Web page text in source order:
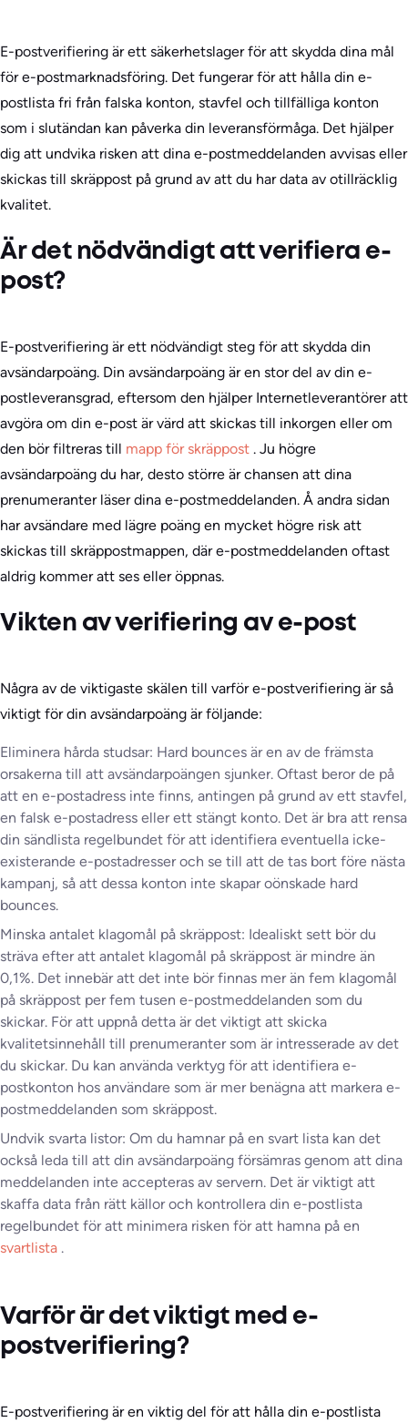
E-postverifiering är ett säkerhetslager för att skydda dina mål
för e-postmarknadsföring. Det fungerar för att hålla din e-
postlista fri från falska konton, stavfel och tillfälliga konton
som i slutändan kan påverka din leveransförmåga. Det hjälper
dig att undvika risken att dina e-postmeddelanden avvisas eller
skickas till skräppost på grund av att du har data av otillräcklig
kvalitet.
Är det nödvändigt att verifiera e-
post?
E-postverifiering är ett nödvändigt steg för att skydda din
avsändarpoäng. Din avsändarpoäng är en stor del av din e-
postleveransgrad, eftersom den hjälper Internetleverantörer att
avgöra om din e-post är värd att skickas till inkorgen eller om
den bör filtreras till mapp för skräppost . Ju högre
avsändarpoäng du har, desto större är chansen att dina
prenumeranter läser dina e-postmeddelanden. Å andra sidan
har avsändare med lägre poäng en mycket högre risk att
skickas till skräppostmappen, där e-postmeddelanden oftast
aldrig kommer att ses eller öppnas.
Vikten av verifiering av e-post
Några av de viktigaste skälen till varför e-postverifiering är så
viktigt för din avsändarpoäng är följande:
Eliminera hårda studsar: Hard bounces är en av de främsta
orsakerna till att avsändarpoängen sjunker. Oftast beror de på
att en e-postadress inte finns, antingen på grund av ett stavfel,
en falsk e-postadress eller ett stängt konto. Det är bra att rensa
din sändlista regelbundet för att identifiera eventuella icke-
existerande e-postadresser och se till att de tas bort före nästa
kampanj, så att dessa konton inte skapar oönskade hard
bounces.
Minska antalet klagomål på skräppost: Idealiskt sett bör du
sträva efter att antalet klagomål på skräppost är mindre än
0,1%. Det innebär att det inte bör finnas mer än fem klagomål
på skräppost per fem tusen e-postmeddelanden som du
skickar. För att uppnå detta är det viktigt att skicka
kvalitetsinnehåll till prenumeranter som är intresserade av det
du skickar. Du kan använda verktyg för att identifiera e-
postkonton hos användare som är mer benägna att markera e-
postmeddelanden som skräppost.
Undvik svarta listor: Om du hamnar på en svart lista kan det
också leda till att din avsändarpoäng försämras genom att dina
meddelanden inte accepteras av servern. Det är viktigt att
skaffa data från rätt källor och kontrollera din e-postlista
regelbundet för att minimera risken för att hamna på en
svartlista .
Varför är det viktigt med e-
postverifiering?
E-postverifiering är en viktig del för att hålla din e-postlista